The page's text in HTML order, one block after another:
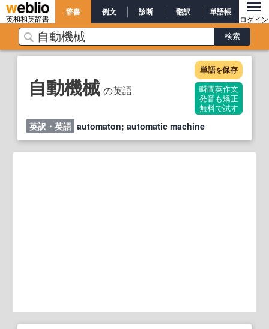
英和和英辞書
辞書 例文 診断 翻訳 単語帳
ログイン
自動機械 の英語
単語を保存
瞬間英作文
発音も矯正
無料で試す
英訳・英語 automaton; automatic machine